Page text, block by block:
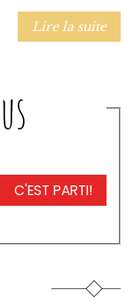
Lire la suite
C'EST PARTI!